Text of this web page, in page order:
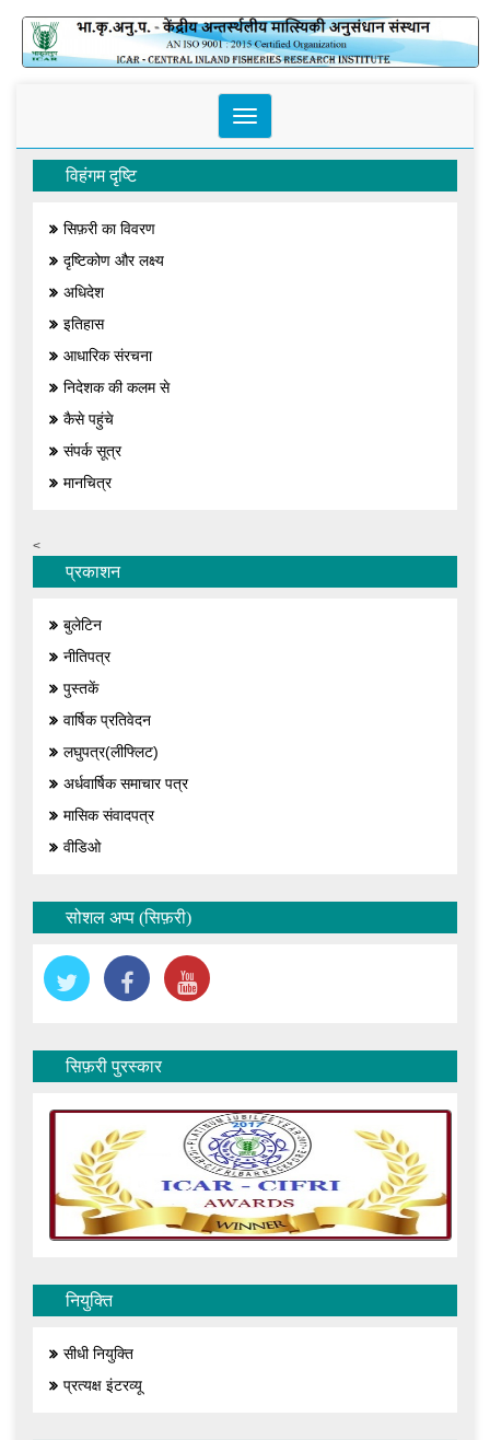
Toggle
navigation
विहंगम दृष्टि
सिफ़री का विवरण
दृष्टिकोण और लक्ष्य
अधिदेश
इतिहास
आधारिक संरचना
निदेशक की कलम से
कैसे पहुंचे
संपर्क सूत्र
मानचित्र
<
प्रकाशन
बुलेटिन
नीतिपत्र
पुस्तकें
वार्षिक प्रतिवेदन
लघुपत्र(लीफ्लिट)
अर्धवार्षिक समाचार पत्र
मासिक संवादपत्र
वीडिओ
सोशल अप्प (सिफ़री)
सिफ़री पुरस्कार
नियुक्ति
सीधी नियुक्ति
प्रत्यक्ष इंटरव्यू